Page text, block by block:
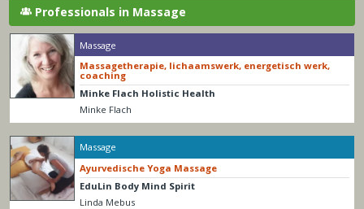
Professionals in Massage
Massage
Massagetherapie, lichaamswerk, energetisch werk,
coaching
Minke Flach Holistic Health
Minke Flach
Massage
Ayurvedische Yoga Massage
EduLin Body Mind Spirit
Linda Mebus